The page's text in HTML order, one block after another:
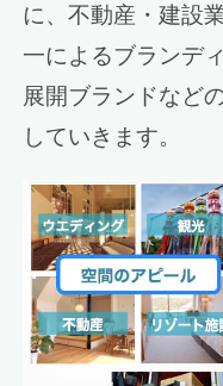
に、不動産・建設
一によるブランデ
展開ブランドなど
していきます。